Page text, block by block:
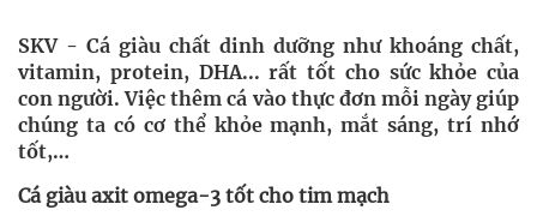
SKV - Cá giàu chất dinh dưỡng như khoáng chất,
vitamin, protein, DHA... rất tốt cho sức khỏe của
con người. Việc thêm cá vào thực đơn mỗi ngày giúp
chúng ta có cơ thể khỏe mạnh, mắt sáng, trí nhớ
tốt,…
Cá giàu axit omega-3 tốt cho tim mạch